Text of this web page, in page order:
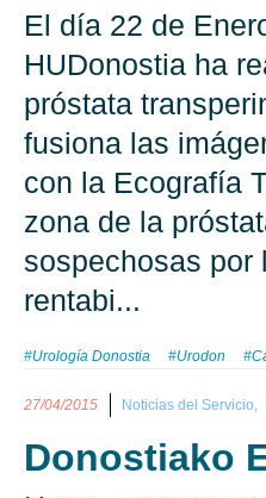
El día 22 de
HUDonostia ha
próstata
fusiona las
con la Ecografía
zona de la
sospechosas por
rentabi...
#Urología Donostia #Urodon
27/04/2015 Noticias del Servicio,
Donostiako